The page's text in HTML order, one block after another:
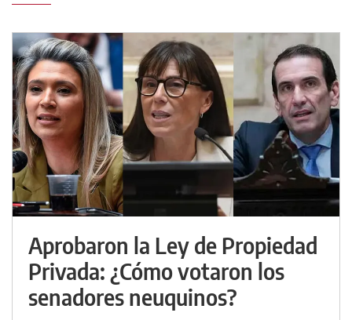
Aprobaron la Ley de Propiedad
Privada: ¿Cómo votaron los
senadores neuquinos?